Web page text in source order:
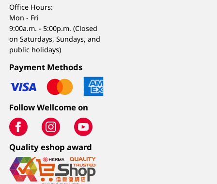
Office Hours:
Mon - Fri
9:00a.m. - 5:00p.m. (Closed
on Saturdays, Sundays, and
public holidays)
Payment Methods
Follow Wellcome on
Quality eshop award